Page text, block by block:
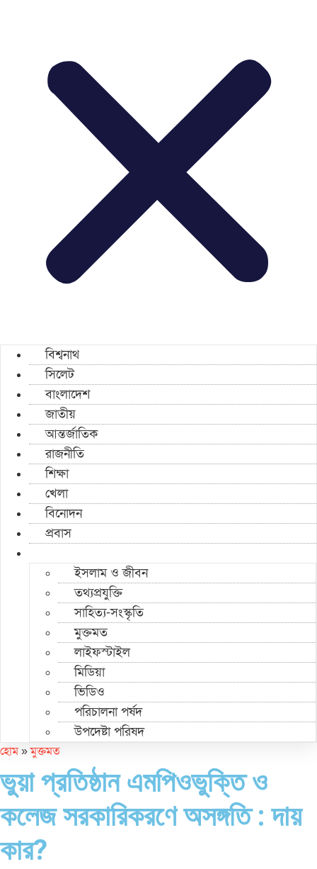
বিশ্বনাথ
সিলেট
বাংলাদেশ
জাতীয়
আন্তর্জাতিক
রাজনীতি
শিক্ষা
খেলা
বিনোদন
প্রবাস
ইসলাম ও জীবন
তথ্যপ্রযুক্তি
সাহিত্য-সংস্কৃতি
মুক্তমত
লাইফস্টাইল
মিডিয়া
ভিডিও
পরিচালনা পর্ষদ
উপদেষ্টা পরিষদ
হোম»মুক্তমত
ভুয়া প্রতিষ্ঠান এমপিওভুক্তি ও
কলেজ সরকারিকরণে অসঙ্গতি : দায়
কার?